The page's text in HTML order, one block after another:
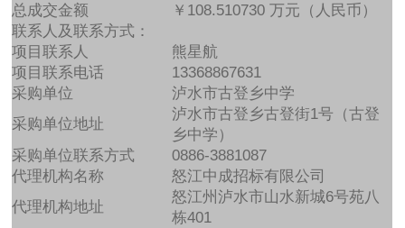
总成交金额
￥108.510730 万元（人民币）
联系人及联系方式：
项目联系人
熊星航
项目联系电话
13368867631
采购单位
泸水市古登乡中学
采购单位地址
泸水市古登乡古登街1号（古登
乡中学）
采购单位联系方式
0886-3881087
代理机构名称
怒江中成招标有限公司
代理机构地址
怒江州泸水市山水新城6号苑八
栋401